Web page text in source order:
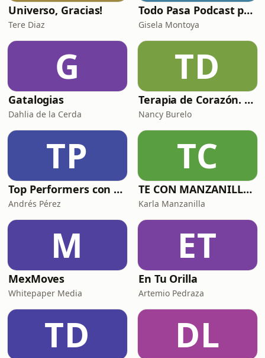
Universo, Gracias!
Tere Diaz
Todo Pasa Podcast por Gisela Montoya
Gisela Montoya
G
Gatalogias
Dahlia de la Cerda
TD
Terapia de Corazón. Salud mental y más.
Nancy Burelo
TP
Top Performers con Andrés Pérez
Andrés Pérez
TC
TE CON MANZANILLA. Para sanar tu relación con la comida, el cuerpo y el alma.
Karla Manzanilla
M
MexMoves
Whitepaper Media
ET
En Tu Orilla
Artemio Pedraza
TD DL